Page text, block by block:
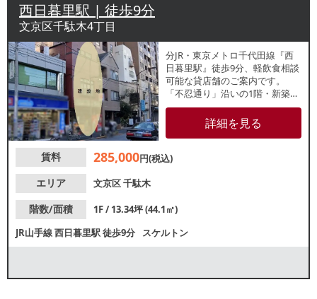
西日暮里駅 | 徒歩9分
文京区千駄木4丁目
分JR・東京メトロ千代田線『西
日暮里駅』徒歩9分、軽飲食相談
可能な貸店舗のご案内です。
「不忍通り」沿いの1階・新築物
件！引渡しは2月予定です。飲食
条件は軽飲食のみとなります
が、その他条件等お気軽にお問
詳細を見る
賃料 285,000円(税込)
エリア
文京区千駄木
階数/面積
1F / 13.34坪 (44.1㎡)
JR山手線西日暮里駅徒歩9分 スケルトン